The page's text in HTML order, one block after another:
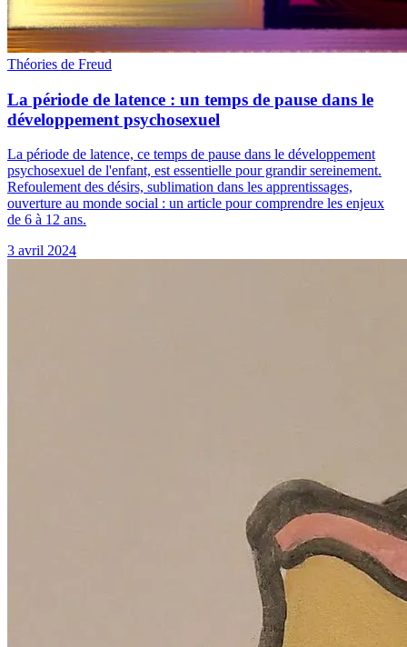
Théories de Freud
La période de latence : un temps de pause dans le
développement psychosexuel
La période de latence, ce temps de pause dans le développement
psychosexuel de l'enfant, est essentielle pour grandir sereinement.
Refoulement des désirs, sublimation dans les apprentissages,
ouverture au monde social : un article pour comprendre les enjeux
de 6 à 12 ans.
3 avril 2024